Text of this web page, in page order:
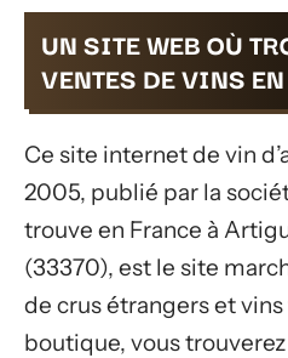
UN SITE WEB OÙ
VENTES DE VINS
Ce site internet de vin
2005, publié par la
trouve en France à
(33370), est le site
de crus étrangers et vins
boutique, vous